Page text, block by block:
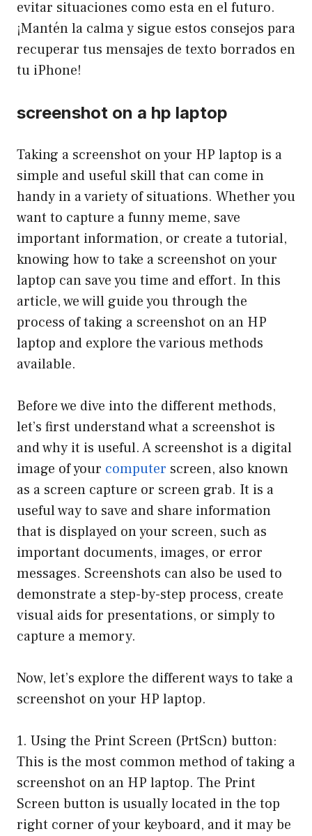
evitar situaciones como esta en el futuro.
¡Mantén la calma y sigue estos consejos para
recuperar tus mensajes de texto borrados en
tu iPhone!
screenshot on a hp laptop
Taking a screenshot on your HP laptop is a
simple and useful skill that can come in
handy in a variety of situations. Whether you
want to capture a funny meme, save
important information, or create a tutorial,
knowing how to take a screenshot on your
laptop can save you time and effort. In this
article, we will guide you through the
process of taking a screenshot on an HP
laptop and explore the various methods
available.
Before we dive into the different methods,
let’s first understand what a screenshot is
and why it is useful. A screenshot is a digital
image of your computer screen, also known
as a screen capture or screen grab. It is a
useful way to save and share information
that is displayed on your screen, such as
important documents, images, or error
messages. Screenshots can also be used to
demonstrate a step-by-step process, create
visual aids for presentations, or simply to
capture a memory.
Now, let’s explore the different ways to take a
screenshot on your HP laptop.
1. Using the Print Screen (PrtScn) button:
This is the most common method of taking a
screenshot on an HP laptop. The Print
Screen button is usually located in the top
right corner of your keyboard, and it may be